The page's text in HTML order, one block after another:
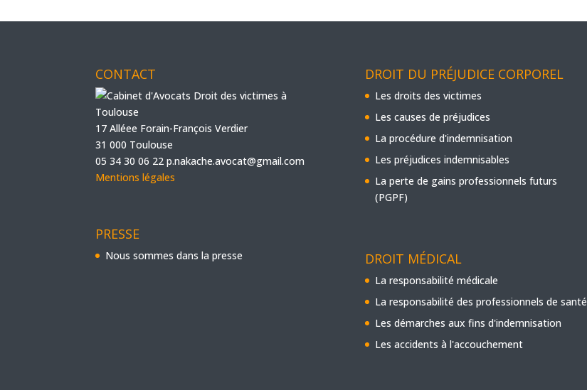
CONTACT
17 Alléee Forain-François Verdier
31 000 Toulouse
05 34 30 06 22 p.nakache.avocat@gmail.com
Mentions légales
PRESSE
Nous sommes dans la presse
DROIT DU PRÉJUDICE CORPOREL
Les droits des victimes
Les causes de préjudices
La procédure d'indemnisation
Les préjudices indemnisables
La perte de gains professionnels futurs
(PGPF)
DROIT MÉDICAL
La responsabilité médicale
La responsabilité des professionnels de santé
Les démarches aux fins d'indemnisation
Les accidents à l'accouchement